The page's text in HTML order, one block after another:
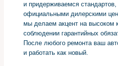
и придерживаемся
официальными дилерскими
мы делаем акцент на высоком
соблюдении гарантийных
После любого ремонта ваш
и работать как новый.